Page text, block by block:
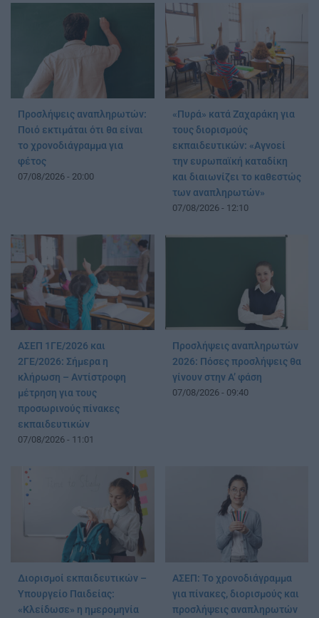
Προσλήψεις αναπληρωτών:
Ποιό εκτιμάται ότι θα είναι
το χρονοδιάγραμμα για
φέτος
07/08/2026 - 20:00
«Πυρά» κατά Ζαχαράκη για
τους διορισμούς
εκπαιδευτικών: «Αγνοεί
την ευρωπαϊκή καταδίκη
και διαιωνίζει το καθεστώς
των αναπληρωτών»
07/08/2026 - 12:10
ΑΣΕΠ 1ΓΕ/2026 και
2ΓΕ/2026: Σήμερα η
κλήρωση – Αντίστροφη
μέτρηση για τους
προσωρινούς πίνακες
εκπαιδευτικών
07/08/2026 - 11:01
Προσλήψεις αναπληρωτών
2026: Πόσες προσλήψεις θα
γίνουν στην Α’ φάση
07/08/2026 - 09:40
Διορισμοί εκπαιδευτικών –
Υπουργείο Παιδείας:
«Κλείδωσε» η ημερομηνία
ΑΣΕΠ: Το χρονοδιάγραμμα
για πίνακες, διορισμούς και
προσλήψεις αναπληρωτών